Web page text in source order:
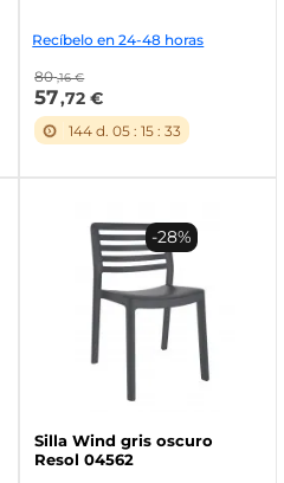
Recíbelo en 24-48 horas
80 ,16 €
57,72 €
144d. 05: 15: 32
Silla Wind gris oscuro
Resol 04562
-28%